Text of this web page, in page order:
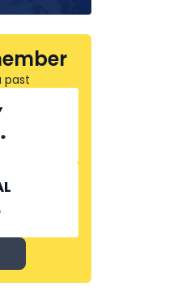
past
*